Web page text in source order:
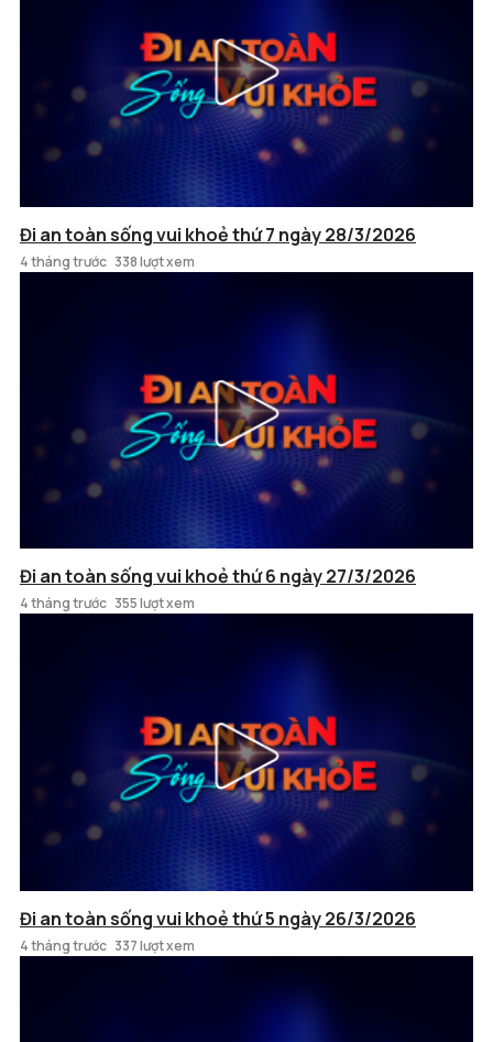
Đi an toàn sống vui khoẻ thứ 7 ngày 28/3/2026
4 tháng trước 338 lượt xem
Đi an toàn sống vui khoẻ thứ 6 ngày 27/3/2026
4 tháng trước 355 lượt xem
Đi an toàn sống vui khoẻ thứ 5 ngày 26/3/2026
4 tháng trước 337 lượt xem